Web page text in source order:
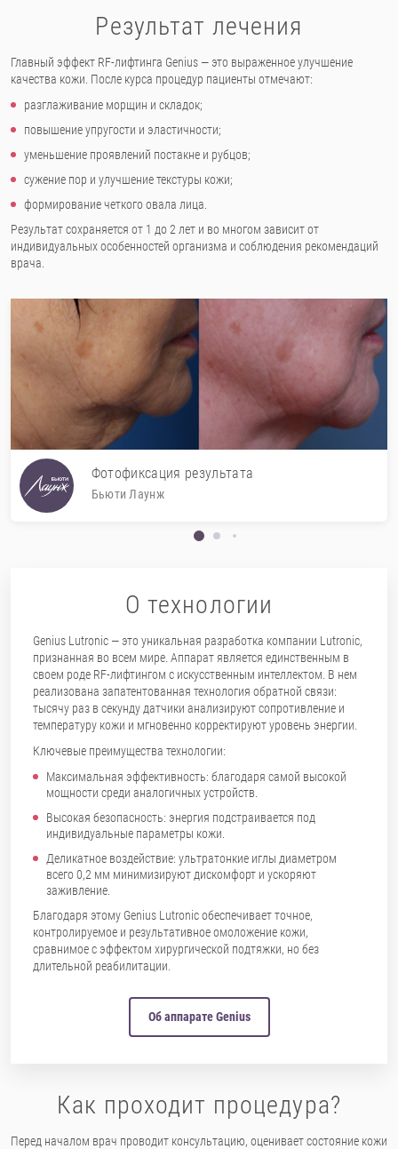
Результат лечения
Главный эффект RF-лифтинга Genius — это выраженное улучшение
качества кожи. После курса процедур пациенты отмечают:
разглаживание морщин и складок;
повышение упругости и эластичности;
уменьшение проявлений постакне и рубцов;
сужение пор и улучшение текстуры кожи;
формирование четкого овала лица.
Результат сохраняется от 1 до 2 лет и во многом зависит от
индивидуальных особенностей организма и соблюдения рекомендаций
врача.
Фотофиксация результата
Бьюти Лаунж
О технологии
Genius Lutronic — это уникальная разработка компании Lutronic,
признанная во всем мире. Аппарат является единственным в
своем роде RF-лифтингом с искусственным интеллектом. В нем
реализована запатентованная технология обратной связи:
тысячу раз в секунду датчики анализируют сопротивление и
температуру кожи и мгновенно корректируют уровень энергии.
Ключевые преимущества технологии:
Максимальная эффективность: благодаря самой высокой
мощности среди аналогичных устройств.
Высокая безопасность: энергия подстраивается под
индивидуальные параметры кожи.
Деликатное воздействие: ультратонкие иглы диаметром
всего 0,2 мм минимизируют дискомфорт и ускоряют
заживление.
Благодаря этому Genius Lutronic обеспечивает точное,
контролируемое и результативное омоложение кожи,
сравнимое с эффектом хирургической подтяжки, но без
длительной реабилитации.
Об аппарате Genius
Как проходит процедура?
Перед началом врач проводит консультацию, оценивает состояние кожи